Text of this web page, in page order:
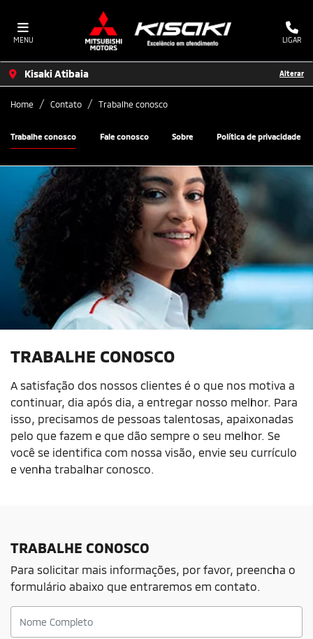
MENU LIGAR
Kisaki Atibaia Alterar
Home Contato Trabalhe conosco
Fale conosco Sobre
Trabalhe conosco Política de privacidade
TRABALHE CONOSCO
A satisfação dos nossos clientes é o que nos motiva a
continuar, dia após dia, a entregar nosso melhor. Para
isso, precisamos de pessoas talentosas, apaixonadas
pelo que fazem e que dão sempre o seu melhor. Se
você se identifica com nossa visão, envie seu currículo
e venha trabalhar conosco.
TRABALHE CONOSCO
Para solicitar mais informações, por favor, preencha o
formulário abaixo que entraremos em contato.